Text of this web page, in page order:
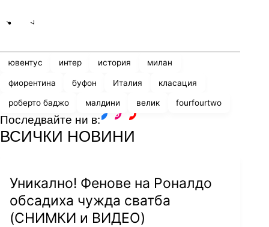
ювентус интер история милан
фиорентина буфон Италия класация
роберто баджо малдини велик fourfourtwo
Последвайте ни в:
ВСИЧКИ НОВИНИ
Уникално! Фенове на Роналдо
обсадиха чужда сватба
(СНИМКИ и ВИДЕО)